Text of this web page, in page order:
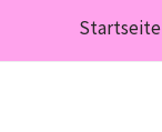
Startseite